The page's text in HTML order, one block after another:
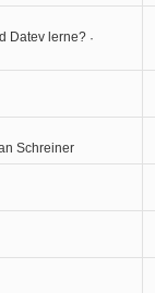
Datev lerne?·
Schreiner